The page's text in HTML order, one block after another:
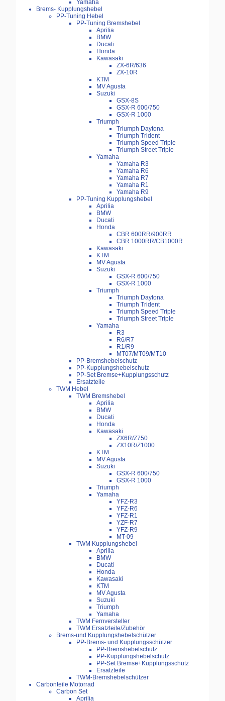
Yamaha
Brems- Kupplungshebel
PP-Tuning Hebel
PP-Tuning Bremshebel
Aprilia
BMW
Ducati
Honda
Kawasaki
ZX-6R/636
ZX-10R
KTM
MV Agusta
Suzuki
GSX-8S
GSX-R 600/750
GSX-R 1000
Triumph
Triumph Daytona
Triumph Trident
Triumph Speed Triple
Triumph Street Triple
Yamaha
Yamaha R3
Yamaha R6
Yamaha R7
Yamaha R1
Yamaha R9
PP-Tuning Kupplungshebel
Aprilia
BMW
Ducati
Honda
CBR 600RR/900RR
CBR 1000RR/CB1000R
Kawasaki
KTM
MV Agusta
Suzuki
GSX-R 600/750
GSX-R 1000
Triumph
Triumph Daytona
Triumph Trident
Triumph Speed Triple
Triumph Street Triple
Yamaha
R3
R6/R7
R1/R9
MT07/MT09/MT10
PP-Bremshebelschutz
PP-Kupplungshebelschutz
PP-Set Bremse+Kupplungsschutz
Ersatzteile
TWM Hebel
TWM Bremshebel
Aprilia
BMW
Ducati
Honda
Kawasaki
ZX6R/Z750
ZX10R/Z1000
KTM
MV Agusta
Suzuki
GSX-R 600/750
GSX-R 1000
Triumph
Yamaha
YFZ-R3
YFZ-R6
YFZ-R1
YZF-R7
YFZ-R9
MT-09
TWM Kupplungshebel
Aprilia
BMW
Ducati
Honda
Kawasaki
KTM
MV Agusta
Suzuki
Triumph
Yamaha
TWM Fernversteller
TWM Ersatzteile/Zubehör
Brems-und Kupplungshebelschützer
PP-Brems- und Kupplungsschützer
PP-Bremshebelschutz
PP-Kupplungshebelschutz
PP-Set Bremse+Kupplungsschutz
Ersatzteile
TWM-Bremshebelschützer
Carbonteile Motorrad
Carbon Set
Aprilia